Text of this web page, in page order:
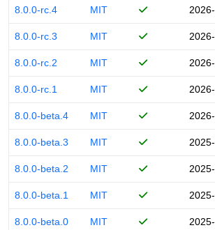
8.0.0-rc.4 MIT
8.0.0-rc.3 MIT
8.0.0-rc.2 MIT
8.0.0-rc.1 MIT
8.0.0-beta.4 MIT
8.0.0-beta.3 MIT
8.0.0-beta.2 MIT
8.0.0-beta.1 MIT
8.0.0-beta.0 MIT